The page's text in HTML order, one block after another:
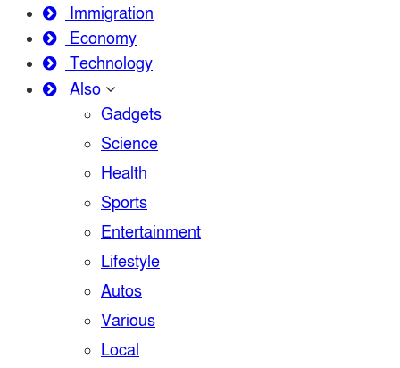
Immigration
Economy
Technology
Also
Gadgets
Science
Health
Sports
Entertainment
Lifestyle
Autos
Various
Local